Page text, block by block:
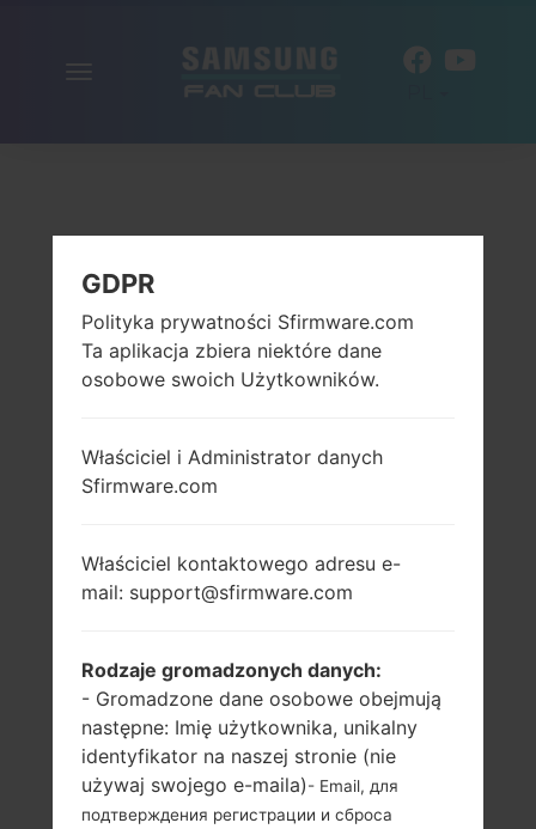
GDPR
Polityka prywatności Sfirmware.com
Ta aplikacja zbiera niektóre dane
osobowe swoich Użytkowników.
Właściciel i Administrator danych
Sfirmware.com
Właściciel kontaktowego adresu e-
mail: support@sfirmware.com
Rodzaje gromadzonych danych:
- Gromadzone dane osobowe obejmują
następne: Imię użytkownika, unikalny
identyfikator na naszej stronie (nie
używaj swojego e-maila)- Email, для
подтверждения регистрации и сброса